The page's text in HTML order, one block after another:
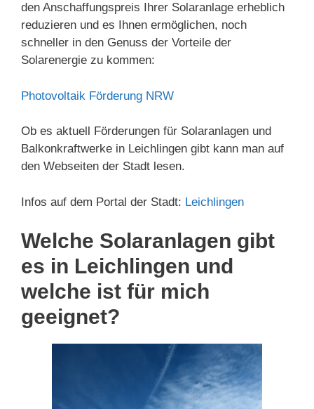
den Anschaffungspreis Ihrer Solaranlage erheblich
reduzieren und es Ihnen ermöglichen, noch
schneller in den Genuss der Vorteile der
Solarenergie zu kommen:
Photovoltaik Förderung NRW
Ob es aktuell Förderungen für Solaranlagen und
Balkonkraftwerke in Leichlingen gibt kann man auf
den Webseiten der Stadt lesen.
Infos auf dem Portal der Stadt: Leichlingen
Welche Solaranlagen gibt
es in Leichlingen und
welche ist für mich
geeignet?